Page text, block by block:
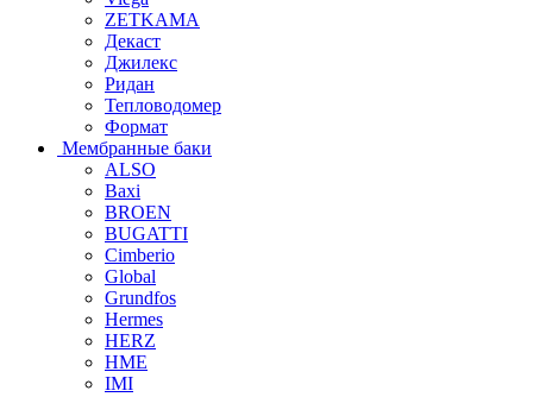
ZETKAMA
Декаст
Джилекс
Ридан
Тепловодомер
Формат
Мембранные баки
ALSO
Baxi
BROEN
BUGATTI
Cimberio
Global
Grundfos
Hermes
HERZ
HME
IMI